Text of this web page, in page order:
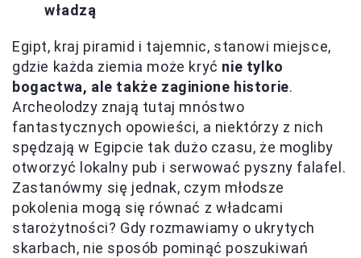
władzą
Egipt, kraj piramid i tajemnic, stanowi miejsce,
gdzie każda ziemia może kryć nie tylko
bogactwa, ale także zaginione historie.
Archeolodzy znają tutaj mnóstwo
fantastycznych opowieści, a niektórzy z nich
spędzają w Egipcie tak dużo czasu, że mogliby
otworzyć lokalny pub i serwować pyszny falafel.
Zastanówmy się jednak, czym młodsze
pokolenia mogą się równać z władcami
starożytności? Gdy rozmawiamy o ukrytych
skarbach, nie sposób pominąć poszukiwań